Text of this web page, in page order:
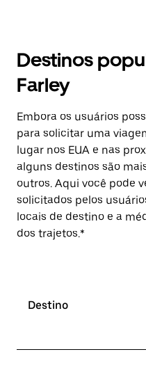
Destinos
Farley
Embora os usuários
para solicitar uma
lugar nos EUA e nas
alguns destinos são
outros. Aqui você pode
solicitados pelos
locais de destino e a
dos trajetos.*
Destino